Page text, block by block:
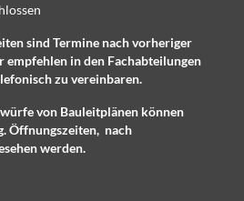
sind Termine nach vorheriger
in den Fachabteilungen
zu vereinbaren.
von Bauleitplänen können
Öffnungszeiten, nach
werden.